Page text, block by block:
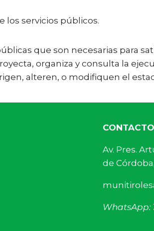
los servicios públicos.
que son necesarias para
organiza y consulta la
alteren, o modifiquen el
CONTACTO
Av. Pres.
de
WhatsApp: